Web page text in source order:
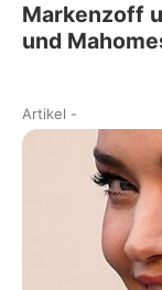
Markenzoff
und
Artikel -